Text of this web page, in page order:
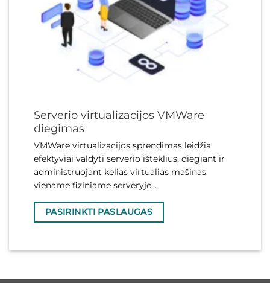
Serverio virtualizacijos VMWare
diegimas
VMWare virtualizacijos sprendimas leidžia
efektyviai valdyti serverio išteklius, diegiant ir
administruojant kelias virtualias mašinas
viename fiziniame serveryje...
PASIRINKTI PASLAUGAS